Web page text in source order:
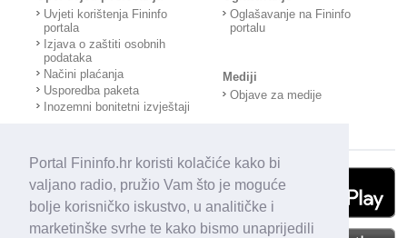
Portal Fininfo.hr koristi kolačiće kako bi
valjano radio, pružio Vam što je moguće
bolje korisničko iskustvo, u analitičke i
marketinške svrhe te kako bismo unaprijedili
Uvjeti korištenja Fininfo
portala
Izjava o zaštiti osobnih
podataka
Načini plaćanja
Usporedba paketa
Inozemni bonitetni izvještaji
Oglašavanje na Fininfo
portalu
Mediji
Objave za medije